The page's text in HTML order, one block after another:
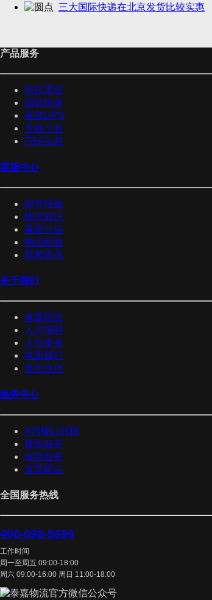
三大国际快递在北京发货比较实惠
产品服务
邮政渠道
国际快递
香港UPS
专线小包
FBA头程
客服中心
邮寄经验
物流知识
重要公告
物流时效
新闻资讯
关于我们
泰嘉理念
人才招聘
人在泰嘉
联系我们
合作伙伴
服务中心
API接口对接
揽收服务
保险服务
直营网点
全国服务热线
400-098-5699
工作时间
周一至周五 09:00-18:00
周六 09:00-16:00 周日 11:00-18:00